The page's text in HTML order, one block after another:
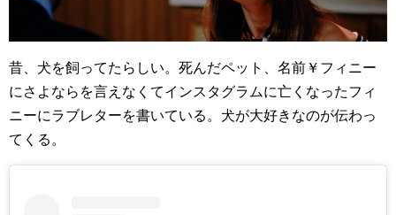
昔、犬を飼ってたらしい。死んだペット、名前￥フィニー
にさよならを言えなくてインスタグラムに亡くなったフィ
ニーにラブレターを書いている。犬が大好きなのが伝わっ
てくる。